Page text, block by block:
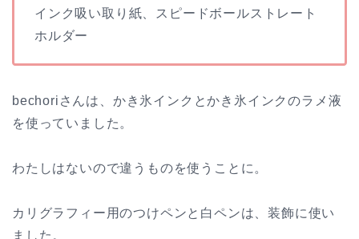
インク吸い取り紙、スピードボールストレート
ホルダー
bechoriさんは、かき氷インクとかき氷インクのラメ液
を使っていました。
わたしはないので違うものを使うことに。
カリグラフィー用のつけペンと白ペンは、装飾に使い
ました。